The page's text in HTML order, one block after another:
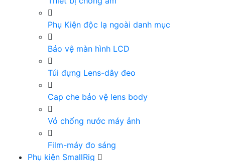
Phụ Kiện độc lạ ngoài danh mục
Bảo vệ màn hình LCD
Túi đựng Lens-dây đeo
Cap che bảo vệ lens body
Vỏ chống nước máy ảnh
Film-máy đo sáng
Phụ kiện SmallRig